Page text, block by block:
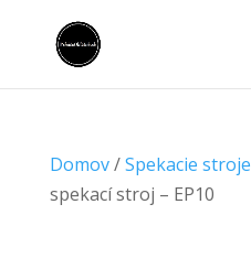
Domov/Spekacie stroje
spekací stroj – EP10